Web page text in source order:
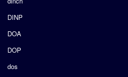
DINP
DOA
DOP
dos